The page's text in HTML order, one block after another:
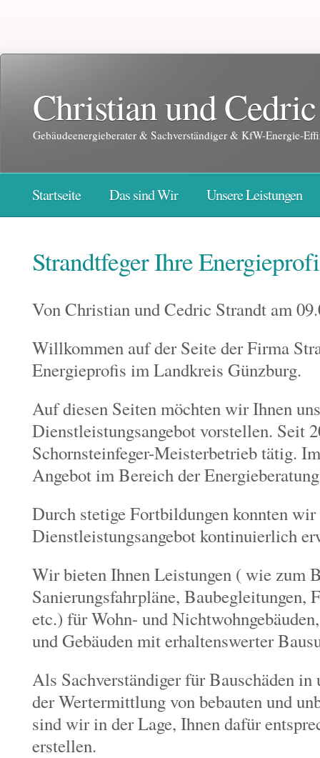
Christian und
Gebäudeenergieberater & Sachverständiger & KfW-Energie-
Startseite Das sind Wir Unsere Leistungen
Strandtfeger Ihre
Von Christian und Cedric Strandt am
Willkommen auf der Seite der Firma
Energieprofis im Landkreis Günzburg.
Auf diesen Seiten möchten wir Ihnen
Dienstleistungsangebot vorstellen. Seit
Schornsteinfeger-Meisterbetrieb tätig.
Angebot im Bereich der
Durch stetige Fortbildungen konnten wir
Dienstleistungsangebot kontinuierlich
Wir bieten Ihnen Leistungen ( wie zum
Sanierungsfahrpläne, Baubegleitungen,
etc.) für Wohn- und
und Gebäuden mit erhaltenswerter
Als Sachverständiger für Bauschäden in
der Wertermittlung von bebauten und
sind wir in der Lage, Ihnen dafür
erstellen.